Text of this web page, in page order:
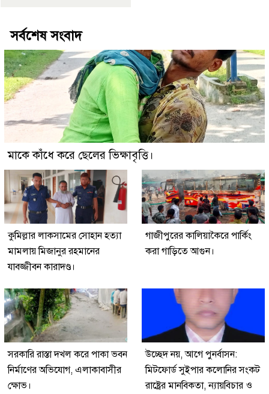
সর্বশেষ সংবাদ
মাকে কাঁধে করে ছেলের ভিক্ষাবৃত্তি।
কুমিল্লার লাকসামের সোহান হত্যা
মামলায় মিজানুর রহমানের
যাবজ্জীবন কারাদণ্ড।
গাজীপুরের কালিয়াকৈরে পার্কিং
করা গাড়িতে আগুন।
সরকারি রাস্তা দখল করে পাকা ভবন
নির্মাণের অভিযোগ, এলাকাবাসীর
ক্ষোভ।
উচ্ছেদ নয়, আগে পুনর্বাসন:
মিটফোর্ড সুইপার কলোনির সংকট
রাষ্ট্রের মানবিকতা, ন্যায়বিচার ও